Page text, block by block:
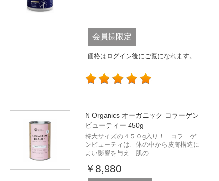
会員様限定
価格はログイン後にご覧になれます。
N Organics オーガニック コラーゲン
ビューティー 450g
特大サイズの４５０g入り！ コラーゲ
ンビューティは、体の中から皮膚構造に
よい影響を与え、肌の...
￥8,980